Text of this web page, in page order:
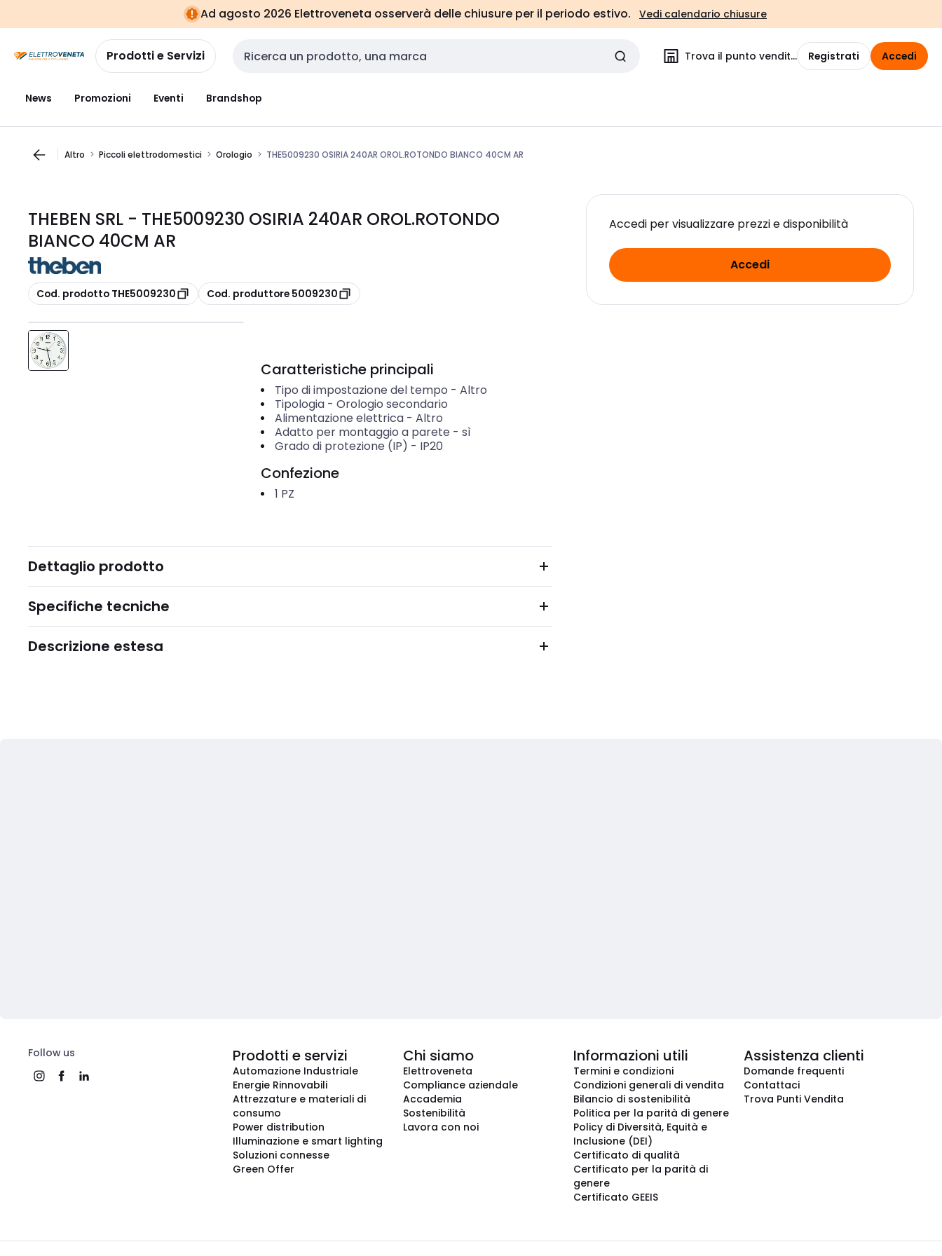
navigazionealla
pagina
Ad agosto 2026 Elettroveneta osserverà delle chiusure per il periodo estivo. Vedi calendario chiusure
Prodotti e Servizi Cerca input Trova il punto vendita Registrati Accedi
News Promozioni Eventi Brandshop
Altro Piccoli elettrodomestici Orologio THE5009230 OSIRIA 240AR OROL.ROTONDO BIANCO 40CM AR
THEBEN SRL - THE5009230 OSIRIA 240AR OROL.ROTONDO
BIANCO 40CM AR
copia
Cod. prodotto THE5009230 copia
Cod. produttore 5009230
Accedi per visualizzare prezzi e disponibilità
Accedi
Caratteristiche principali
Tipo di impostazione del tempo - Altro
Tipologia- Orologio secondario
Alimentazione elettrica- Altro
Adatto per montaggio a parete - sì
Grado di protezione (IP) - IP20
Confezione
1 PZ
Dettaglio prodotto
Specifiche tecniche
Descrizione estesa
Follow us Prodotti e servizi
Automazione Industriale
Energie Rinnovabili
Attrezzature e materiali di
consumo
Power distribution
Illuminazione e smart lighting
Soluzioni connesse
Green Offer
Chi siamo
Elettroveneta
Compliance aziendale
Accademia
Sostenibilità
Lavora con noi
Informazioni utili
Termini e condizioni
Condizioni generali di vendita
Bilancio di sostenibilità
Politica per la parità di genere
Policy di Diversità, Equità e
Inclusione (DEI)
Certificato di qualità
Certificato per la parità di
genere
Certificato GEEIS
Assistenza clienti
Domande frequenti
Contattaci
Trova Punti Vendita